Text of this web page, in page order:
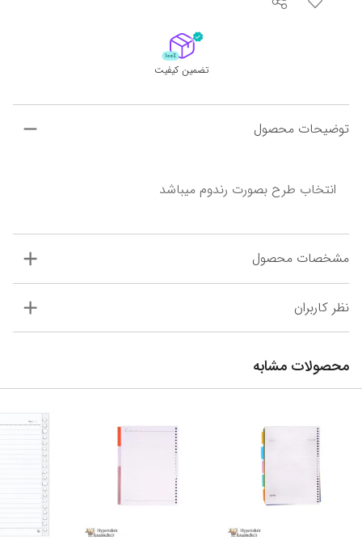
تضمین کیفیت
توضیحات محصول
انتخاب طرح بصورت رندوم میباشد
مشخصات محصول
نظر کاربران
محصولات مشابه